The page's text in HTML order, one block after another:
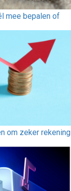
mee bepalen of
om zeker rekening